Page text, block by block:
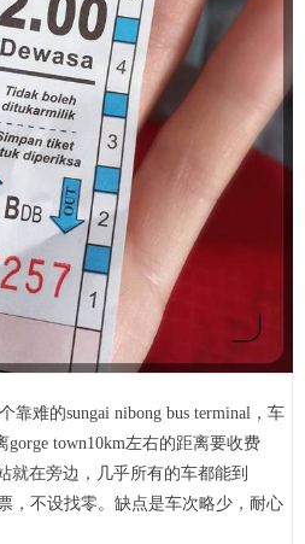
靠难的sungai nibong bus terminal，车
town10km左右的距离要收费
就在旁边，几乎所有的车都能到
，不设找零。缺点是车次略少，耐心